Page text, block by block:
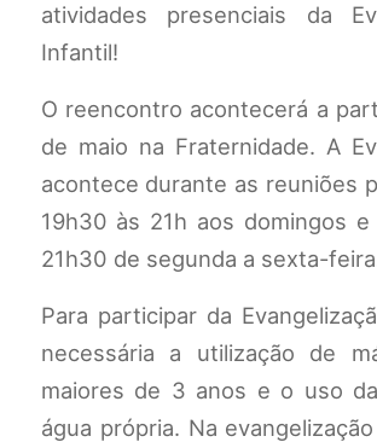
atividades presenciais da
Infantil!
O reencontro acontecerá a
de maio na Fraternidade. A
acontece durante as reuniões
19h30 às 21h aos domingos
21h30 de segunda a sexta-
Para participar da
necessária a utilização de
maiores de 3 anos e o uso
água própria. Na